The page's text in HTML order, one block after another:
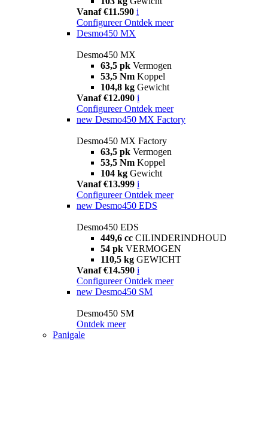
Vanaf €11.590 i
Configureer Ontdek meer
Desmo450 MX
Desmo450 MX
63,5 pk Vermogen
53,5 Nm Koppel
104,8 kg Gewicht
Vanaf €12.090 i
Configureer Ontdek meer
new Desmo450 MX Factory
Desmo450 MX Factory
63,5 pk Vermogen
53,5 Nm Koppel
104 kg Gewicht
Vanaf €13.999 i
Configureer Ontdek meer
new Desmo450 EDS
Desmo450 EDS
449,6 cc CILINDERINDHOUD
54 pk VERMOGEN
110,5 kg GEWICHT
Vanaf €14.590 i
Configureer Ontdek meer
new Desmo450 SM
Desmo450 SM
Ontdek meer
Panigale